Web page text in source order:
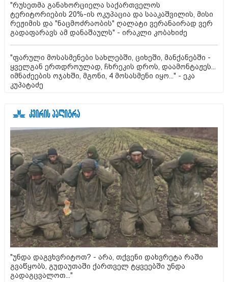
"რუსეთმა განახორციელა საქართველოს
ტერიტორიების 20%-ის ოკუპაცია და სააკაშვილის, მისი
რეჟიმის და "ნაცმოძრაობის" ღალატი ვერანაირად ვერ
გადაფარავს ამ დანაშაულს" - ირაკლი კობახიძე
"ფარული მოსასმენები სახლებში, ციხეში, მანქანებში -
ყველგან ერთდროულად, ჩხრეკის დროს, დაამონტაჟეს...
იმნაძეების ოჯახში, მგონი, 4 მოსასმენი იყო..." - ეკა
კუპატაძე
"უნდა დაგვხვრიტოთ? - არა, თქვენი დახვრეტა რაში
გვაწყობს, გუდაუთაში ქართველ ტყვეებში უნდა
გადაგცვალოთ..."